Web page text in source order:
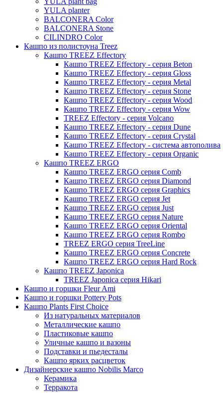
Moda
YULA planter
BALCONERA Color
BALCONERA Stone
CILINDRO Color
Кашпо из полистоуна Treez
Кашпо TREEZ Effectory
Кашпо TREEZ Effectory - серия Beton
Кашпо TREEZ Effectory - серия Gloss
Кашпо TREEZ Effectory - серия Metal
Кашпо TREEZ Effectory - серия Stone
Кашпо TREEZ Effectory - серия Wood
Кашпо TREEZ Effectory - серия Wow
TREEZ Effectory - серия Volcano
Кашпо TREEZ Effectory - серия Dune
Кашпо TREEZ Effectory - серия Crystal
Кашпо TREEZ Effectory - система автополива
Кашпо TREEZ Effectory - серия Organic
Кашпо TREEZ ERGO
Кашпо TREEZ ERGO серия Comb
Кашпо TREEZ ERGO серия Diamond
Кашпо TREEZ ERGO серия Graphics
Кашпо TREEZ ERGO серия Jet
Кашпо TREEZ ERGO серия Just
Кашпо TREEZ ERGO серия Nature
Кашпо TREEZ ERGO серия Oriental
Кашпо TREEZ ERGO серия Rombo
TREEZ ERGO серия TreeLine
Кашпо TREEZ ERGO серия Concrete
Кашпо TREEZ ERGO серия Hard Rock
Кашпо TREEZ Japonica
TREEZ Japonica серия Hikari
Кашпо и горшки Fleur Ami
Кашпо и горшки Pottery Pots
Кашпо Plants First Choice
Из натуральных материалов
Металлические кашпо
Пластиковые кашпо
Уличные кашпо и вазоны
Подставки и пьедесталы
Кашпо ярких расцветок
Дизайнерские кашпо Nobilis Marco
Керамика
Терракота